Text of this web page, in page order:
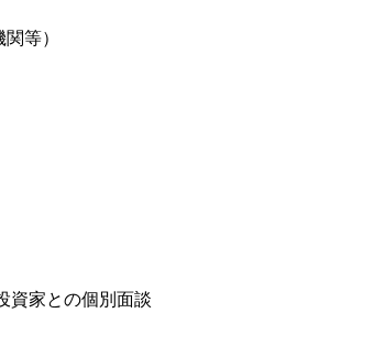
等）
資家との個別面談